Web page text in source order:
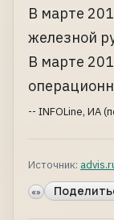
В марте
железной
В марте
-- INFOLine, ИА
Источник:
«»